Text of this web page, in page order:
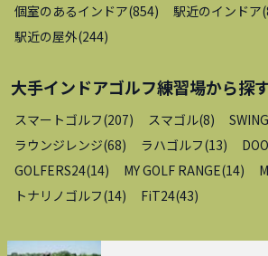
個室のあるインドア(854) 駅近のインドア(
駅近の屋外(244)
大手インドアゴルフ練習場から探
スマートゴルフ(207) スマゴル(8)
ラウンジレンジ(68) ラハゴルフ(13)
GOLFERS24(14) MY GOLF RANGE(14)
トナリノゴルフ(14) FiT24(43)